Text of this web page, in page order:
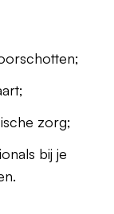
zorg;
bij je